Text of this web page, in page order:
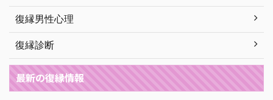
復縁男性心理
復縁診断
最新の復縁情報